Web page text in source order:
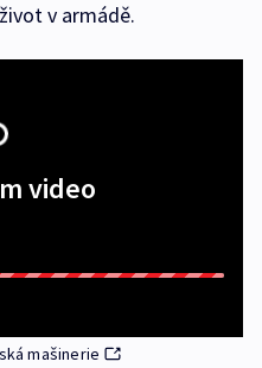
v armádě.
video
mašinerie